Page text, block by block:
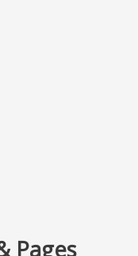
Pages